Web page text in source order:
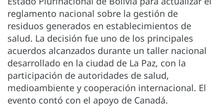
reglamento nacional sobre la gestión de
residuos generados en establecimientos de
salud. La decisión fue uno de los principales
acuerdos alcanzados durante un taller nacional
desarrollado en la ciudad de La Paz, con la
participación de autoridades de salud,
medioambiente y cooperación internacional. El
evento contó con el apoyo de Canadá.